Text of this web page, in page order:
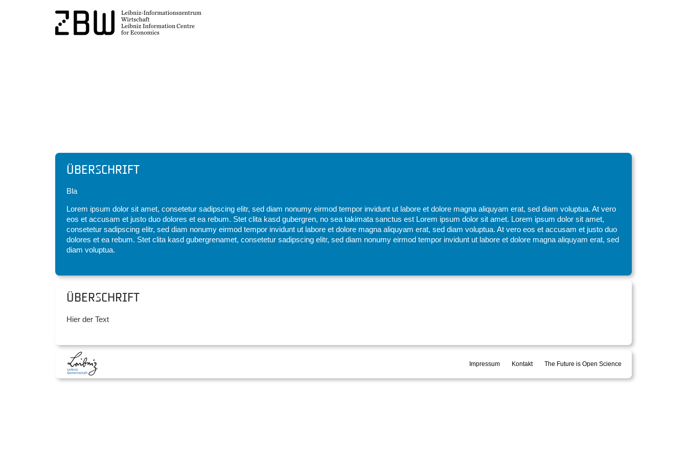
Überschrift
Bla
Lorem ipsum dolor sit amet, consetetur sadipscing elitr, sed diam nonumy eirmod tempor invidunt ut labore et dolore magna aliquyam erat, sed diam voluptua. At vero
eos et accusam et justo duo dolores et ea rebum. Stet clita kasd gubergren, no sea takimata sanctus est Lorem ipsum dolor sit amet. Lorem ipsum dolor sit amet,
consetetur sadipscing elitr, sed diam nonumy eirmod tempor invidunt ut labore et dolore magna aliquyam erat, sed diam voluptua. At vero eos et accusam et justo duo
dolores et ea rebum. Stet clita kasd gubergrenamet, consetetur sadipscing elitr, sed diam nonumy eirmod tempor invidunt ut labore et dolore magna aliquyam erat, sed
diam voluptua.
Überschrift
Hier der Text
Impressum Kontakt The Future is Open Science